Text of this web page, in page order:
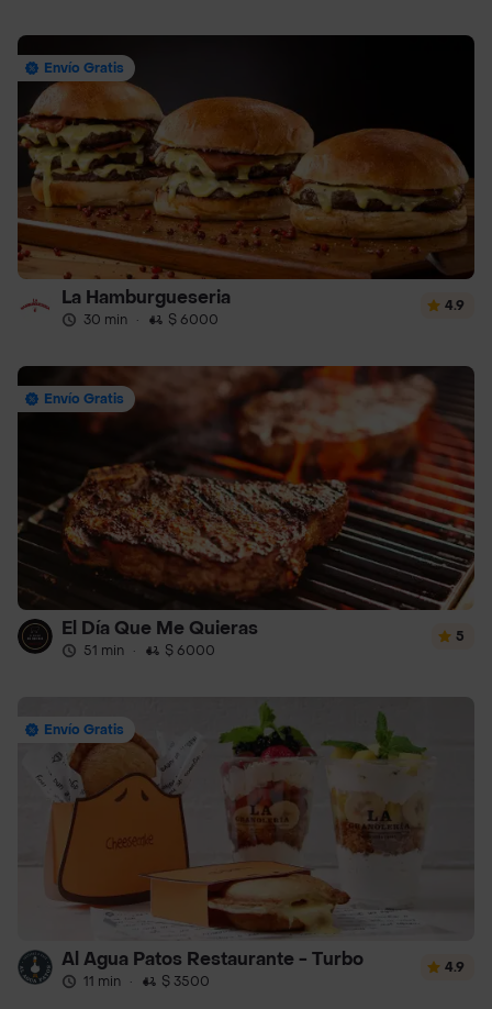
Envío Gratis
La Hamburgueseria
30 min · $ 6000
4.9
Envío Gratis
El Día Que Me Quieras
51 min · $ 6000
5
Envío Gratis
Al Agua Patos Restaurante - Turbo
11 min · $ 3500
4.9